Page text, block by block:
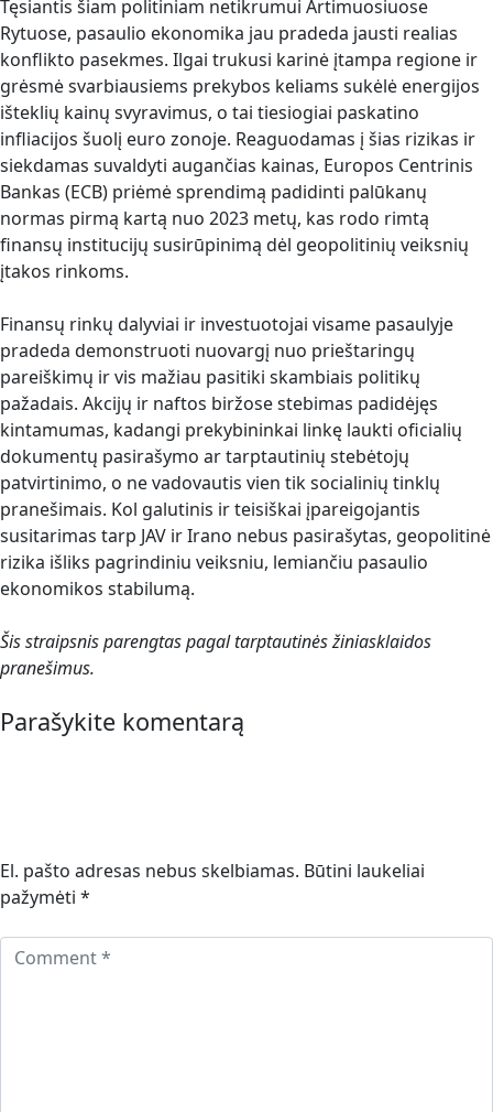
Tęsiantis šiam politiniam netikrumui Artimuosiuose
Rytuose, pasaulio ekonomika jau pradeda jausti realias
konflikto pasekmes. Ilgai trukusi karinė įtampa regione ir
grėsmė svarbiausiems prekybos keliams sukėlė energijos
išteklių kainų svyravimus, o tai tiesiogiai paskatino
infliacijos šuolį euro zonoje. Reaguodamas į šias rizikas ir
siekdamas suvaldyti augančias kainas, Europos Centrinis
Bankas (ECB) priėmė sprendimą padidinti palūkanų
normas pirmą kartą nuo 2023 metų, kas rodo rimtą
finansų institucijų susirūpinimą dėl geopolitinių veiksnių
įtakos rinkoms.
Finansų rinkų dalyviai ir investuotojai visame pasaulyje
pradeda demonstruoti nuovargį nuo prieštaringų
pareiškimų ir vis mažiau pasitiki skambiais politikų
pažadais. Akcijų ir naftos biržose stebimas padidėjęs
kintamumas, kadangi prekybininkai linkę laukti oficialių
dokumentų pasirašymo ar tarptautinių stebėtojų
patvirtinimo, o ne vadovautis vien tik socialinių tinklų
pranešimais. Kol galutinis ir teisiškai įpareigojantis
susitarimas tarp JAV ir Irano nebus pasirašytas, geopolitinė
rizika išliks pagrindiniu veiksniu, lemiančiu pasaulio
ekonomikos stabilumą.
Šis straipsnis parengtas pagal tarptautinės žiniasklaidos
pranešimus.
Parašykite komentarą
El. pašto adresas nebus skelbiamas. Būtini laukeliai
pažymėti *